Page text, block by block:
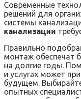
Современные
решений для
системы
канализации
Правильно
монтаж обеспечат
на долгие годы.
и услугах может
будущем.
опытных